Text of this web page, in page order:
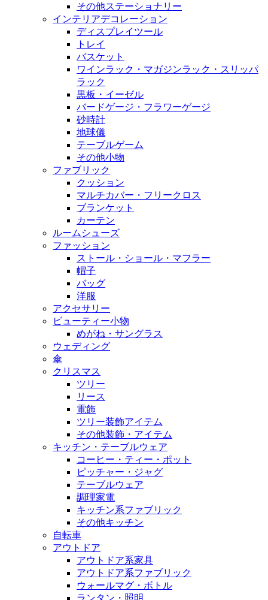
その他ステーショナリー
インテリアデコレーション
ディスプレイツール
トレイ
バスケット
ワインラック・マガジンラック・スリッパ
ラック
黒板・イーゼル
バードゲージ・フラワーゲージ
砂時計
地球儀
テーブルゲーム
その他小物
ファブリック
クッション
マルチカバー・フリークロス
ブランケット
カーテン
ルームシューズ
ファッション
ストール・ショール・マフラー
帽子
バッグ
洋服
アクセサリー
ビューティー小物
めがね・サングラス
ウェディング
傘
クリスマス
ツリー
リース
電飾
ツリー装飾アイテム
その他装飾・アイテム
キッチン・テーブルウェア
コーヒー・ティー・ポット
ピッチャー・ジャグ
テーブルウェア
調理家電
キッチン系ファブリック
その他キッチン
自転車
アウトドア
アウトドア系家具
アウトドア系ファブリック
ウォールマグ・ボトル
ランタン・照明